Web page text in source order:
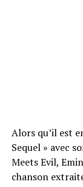
Alors qu’il est
Sequel » avec
Meets Evil,
chanson